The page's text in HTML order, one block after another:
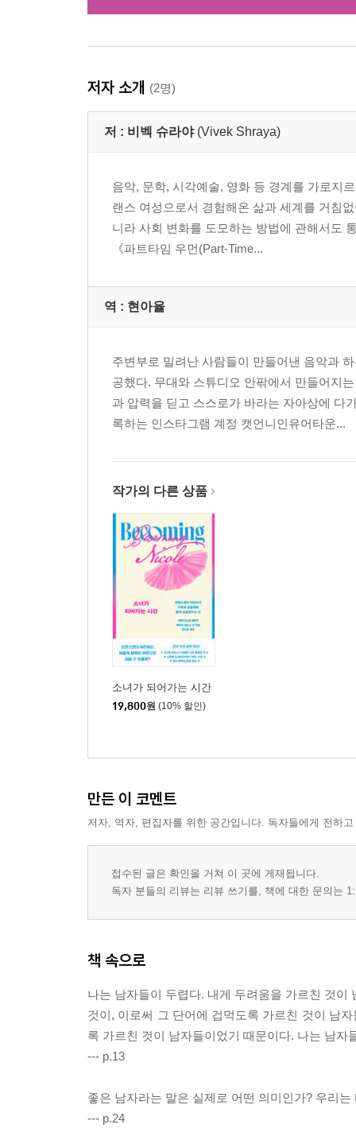
저자 소개 (2명)
저 : 비벡 슈라야 (Vivek Shraya)
음악, 문학, 시각예술, 영화 등 경계를 가로지
랜스 여성으로서 경험해온 삶과 세계를 거침
니라 사회 변화를 도모하는 방법에 관해서도
《파트타임 우먼(Part-Time...
역 : 현아율
주변부로 밀려난 사람들이 만들어낸 음악과
공했다. 무대와 스튜디오 안팎에서 만들어지
과 압력을 딛고 스스로가 바라는 자아상에 다
록하는 인스타그램 계정 캣언니인유어타운...
작가의 다른 상품
소녀가 되어가는 시간
19,800원 (10% 할인)
만든 이 코멘트
저자, 역자, 편집자를 위한 공간입니다. 독자들에게 전하
접수된 글은 확인을 거쳐 이 곳에 게재됩니다.
독자 분들의 리뷰는 리뷰 쓰기를, 책에 대한 문의는
책 속으로
나는 남자들이 두렵다. 내게 두려움을 가르친 것이
것이, 이로써 그 단어에 겁먹도록 가르친 것이 남
록 가르친 것이 남자들이었기 때문이다. 나는 남
--- p.13
좋은 남자라는 말은 실제로 어떤 의미인가? 우리
--- p.24